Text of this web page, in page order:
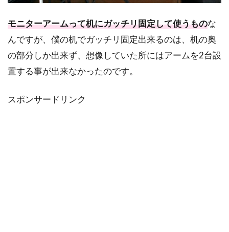
モニターアームって机にガッチリ固定して使うものな
んですが、僕の机でガッチリ固定出来るのは、机の奥
の部分しか出来ず、想像していた所にはアームを2台設
置する事が出来なかったのです。
スポンサードリンク